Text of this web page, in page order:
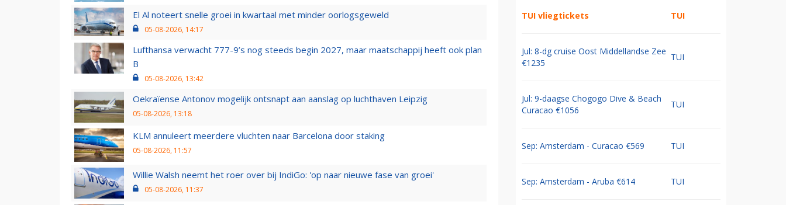
El Al noteert snelle groei in kwartaal met minder oorlogsgeweld
05-08-2026, 14:17
Lufthansa verwacht 777-9’s nog steeds begin 2027, maar maatschappij heeft ook plan
B
05-08-2026, 13:42
Oekraïense Antonov mogelijk ontsnapt aan aanslag op luchthaven Leipzig
05-08-2026, 13:18
KLM annuleert meerdere vluchten naar Barcelona door staking
05-08-2026, 11:57
Willie Walsh neemt het roer over bij IndiGo: 'op naar nieuwe fase van groei'
05-08-2026, 11:37
TUI vliegtickets TUI
Jul: 8-dg cruise Oost Middellandse Zee
€1235
TUI
Jul: 9-daagse Chogogo Dive & Beach
Curacao €1056
TUI
Sep: Amsterdam - Curacao €569 TUI
Sep: Amsterdam - Aruba €614 TUI